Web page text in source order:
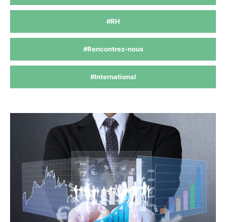
#RH
#Rencontrez-nous
#International